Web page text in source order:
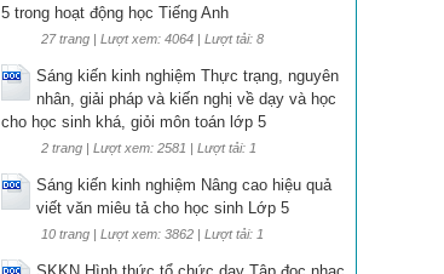
5 trong hoạt động học Tiếng Anh
27 trang | Lượt xem: 4064 | Lượt tải: 8
Sáng kiến kinh nghiệm Thực trạng, nguyên
nhân, giải pháp và kiến nghị về dạy và học
cho học sinh khá, giỏi môn toán lớp 5
2 trang | Lượt xem: 2581 | Lượt tải: 1
Sáng kiến kinh nghiệm Nâng cao hiệu quả
viết văn miêu tả cho học sinh Lớp 5
10 trang | Lượt xem: 3862 | Lượt tải: 1